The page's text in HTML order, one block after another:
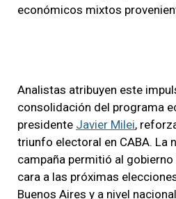
económicos mixtos
Analistas atribuyen este
consolidación del programa
presidente Javier Milei,
triunfo electoral en CABA. La
campaña permitió al
cara a las próximas
Buenos Aires y a nivel